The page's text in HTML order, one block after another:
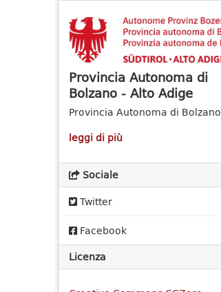
Provincia Autonoma di
Bolzano - Alto Adige
Provincia Autonoma di Bolzano
leggi di più
Sociale
Twitter
Facebook
Licenza